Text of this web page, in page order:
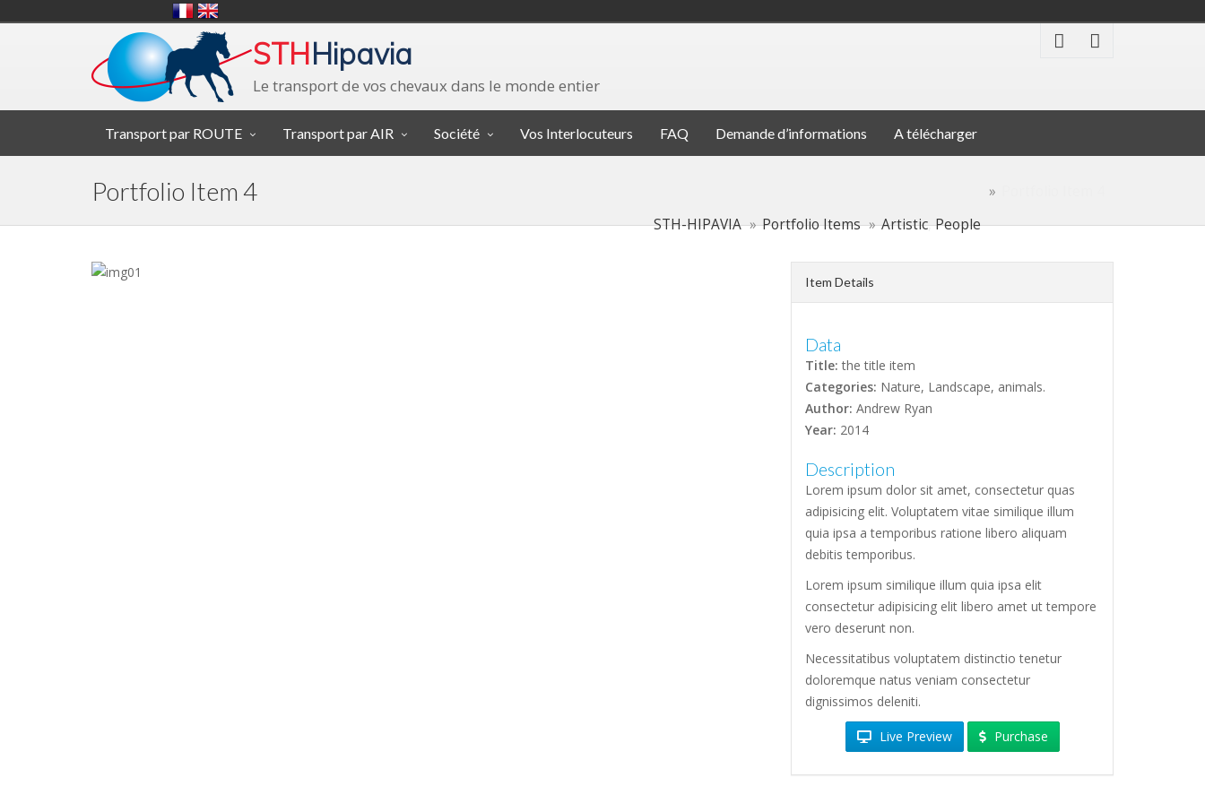
STHHipavia
Le transport de vos chevaux dans le monde entier
Transport par ROUTE Transport par AIR Société Vos Interlocuteurs FAQ Demande d’informations A télécharger
Portfolio Item 4
STH-HIPAVIA Portfolio Items Artistic,People
Item Details
Data
Title: the title item
Categories: Nature, Landscape, animals.
Author: Andrew Ryan
Year: 2014
Description
Lorem ipsum dolor sit amet, consectetur quas
adipisicing elit. Voluptatem vitae similique illum
quia ipsa a temporibus ratione libero aliquam
debitis temporibus.
Lorem ipsum similique illum quia ipsa elit
consectetur adipisicing elit libero amet ut tempore
vero deserunt non.
Necessitatibus voluptatem distinctio tenetur
doloremque natus veniam consectetur
dignissimos deleniti.
Live Preview Purchase